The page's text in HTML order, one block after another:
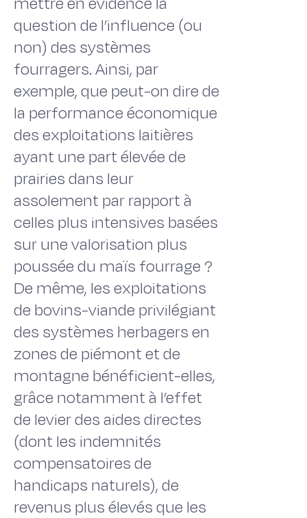
question de l’influence (ou
non) des systèmes
fourragers. Ainsi, par
exemple, que peut-on dire de
la performance économique
des exploitations laitières
ayant une part élevée de
prairies dans leur
assolement par rapport à
celles plus intensives basées
sur une valorisation plus
poussée du maïs fourrage ?
De même, les exploitations
de bovins-viande privilégiant
des systèmes herbagers en
zones de piémont et de
montagne bénéficient-elles,
grâce notamment à l’effet
de levier des aides directes
(dont les indemnités
compensatoires de
handicaps naturels), de
revenus plus élevés que les